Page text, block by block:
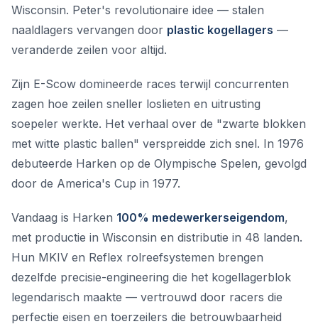
Wisconsin. Peter's revolutionaire idee — stalen
naaldlagers vervangen door plastic kogellagers —
veranderde zeilen voor altijd.
Zijn E-Scow domineerde races terwijl concurrenten
zagen hoe zeilen sneller loslieten en uitrusting
soepeler werkte. Het verhaal over de "zwarte blokken
met witte plastic ballen" verspreidde zich snel. In 1976
debuteerde Harken op de Olympische Spelen, gevolgd
door de America's Cup in 1977.
Vandaag is Harken 100% medewerkerseigendom,
met productie in Wisconsin en distributie in 48 landen.
Hun MKIV en Reflex rolreefsystemen brengen
dezelfde precisie-engineering die het kogellagerblok
legendarisch maakte — vertrouwd door racers die
perfectie eisen en toerzeilers die betrouwbaarheid